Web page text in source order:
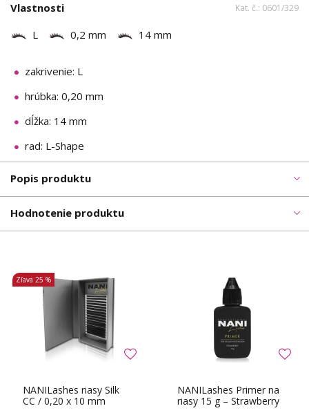
Vlastnosti Kat. č.: 0601/329
L 0,2 mm 14 mm
zakrivenie: L
hrúbka: 0,20 mm
dĺžka: 14 mm
rad: L-Shape
Popis produktu
Hodnotenie produktu
NANILashes riasy Silk
CC / 0,20 x 10 mm
Zľava 25 %
NANILashes Primer na
riasy 15 g – Strawberry